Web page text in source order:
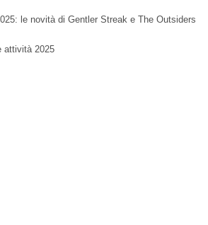
le novità di Gentler Streak e The Outsiders
attività 2025